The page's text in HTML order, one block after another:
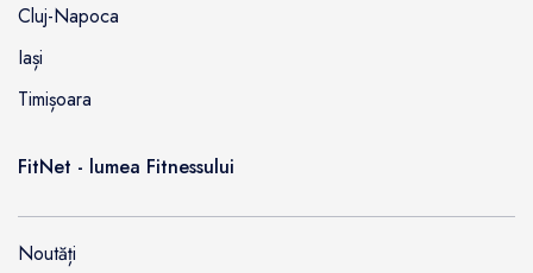
Cluj-Napoca
Iași
Timișoara
FitNet - lumea Fitnessului
Noutăți